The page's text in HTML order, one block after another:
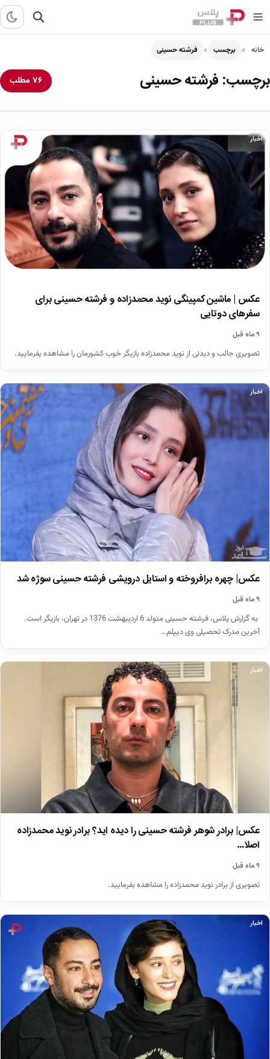
خانه برچسب فرشته حسینی
برچسب: فرشته حسینی ۷۶ مطلب
اخبار
عکس | ماشین کمپینگی نوید محمدزاده و فرشته حسینی برای
سفرهای دوتایی
۹ ماه قبل
تصویری جالب و دیدنی از نوید محمدزاده بازیگر خوب کشورمان را مشاهده بفرمایید.
اخبار
عکس| چهره برافروخته و استایل درویشی فرشته حسینی سوژه شد
۹ ماه قبل
به گزارش پلاس، فرشته حسینی متولد 6 اردیبهشت 1376 در تهران، بازیگر است.
آخرین مدرک تحصیلی وی دیپلم…
اخبار
عکس| برادر شوهر فرشته حسینی را دیده اید؟ برادر نوید محمدزاده
اصلا…
۹ ماه قبل
تصویری از برادر نوید محمدزاده را مشاهده بفرمایید.
اخبار